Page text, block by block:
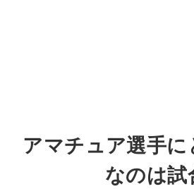
アマチュア選手
なのは試